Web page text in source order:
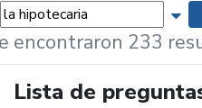
encontraron 233
Lista de